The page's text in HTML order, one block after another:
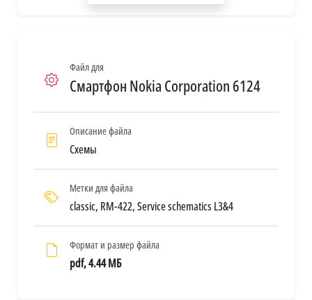
Файл для
Смартфон Nokia Corporation 6124
Описание файла
Схемы
Метки для файла
classic, RM-422, Service schematics L3&4
Формат и размер файла
pdf, 4.44 МБ